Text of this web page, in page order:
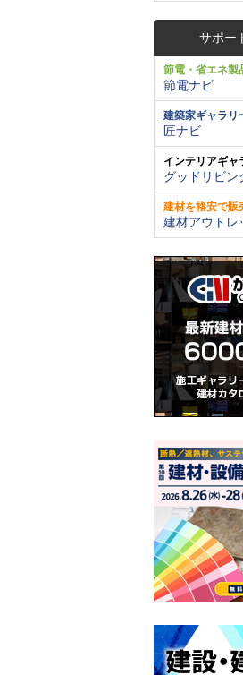
サポー
節電・省エネ製
節電ナビ
建築家ギャラリ
匠ナビ
インテリアギャ
グッドリビン
建材を格安で販
建材アウトレ